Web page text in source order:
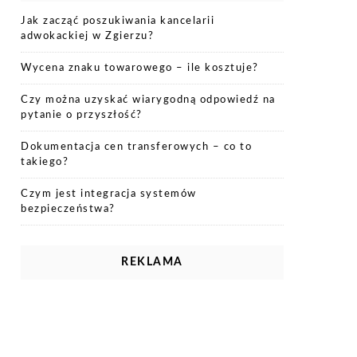
Jak zacząć poszukiwania kancelarii
adwokackiej w Zgierzu?
Wycena znaku towarowego – ile kosztuje?
Czy można uzyskać wiarygodną odpowiedź na
pytanie o przyszłość?
Dokumentacja cen transferowych – co to
takiego?
Czym jest integracja systemów
bezpieczeństwa?
REKLAMA